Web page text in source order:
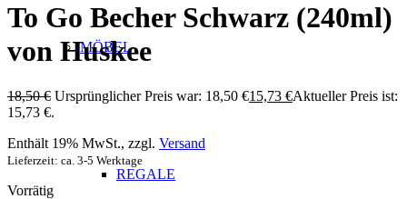
MÖBEL
REGALE
To Go Becher Schwarz (240ml)
von Huskee
18,50€ Ursprünglicher Preis war: 18,50 €15,73 €Aktueller Preis ist:
15,73 €.
Enthält 19% MwSt., zzgl. Versand
Lieferzeit: ca. 3-5 Werktage
Vorrätig